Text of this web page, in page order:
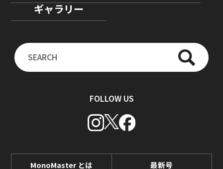
ギャラリー
FOLLOW US
MonoMaster とは 最新号